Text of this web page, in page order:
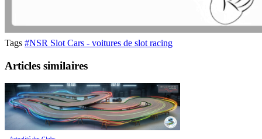
Tags #NSR Slot Cars - voitures de slot racing
Articles similaires